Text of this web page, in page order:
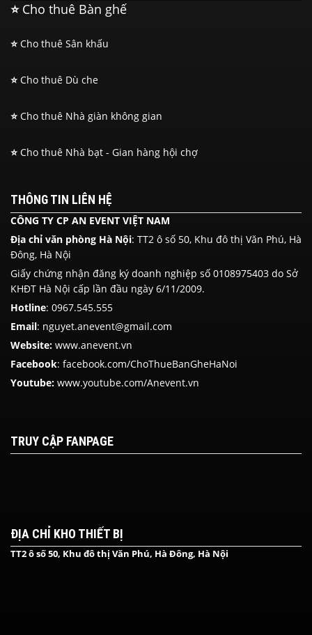
⭐ Cho thuê Bàn ghế
⭐ Cho thuê Sân khấu
⭐ Cho thuê Dù che
⭐ Cho thuê Nhà giàn không gian
⭐ Cho thuê Nhà bạt - Gian hàng hội chợ
THÔNG TIN LIÊN HỆ
CÔNG TY CP AN EVENT VIỆT NAM
Địa chỉ văn phòng Hà Nội: TT2 ô số 50, Khu đô thị Văn Phú, Hà
Đông, Hà Nội
Giấy chứng nhận đăng ký doanh nghiệp số 0108975403 do Sở
KHĐT Hà Nội cấp lần đầu ngày 6/11/2009.
Hotline: 0967.545.555
Email: nguyet.anevent@gmail.com
Website: www.anevent.vn
Facebook: facebook.com/ChoThueBanGheHaNoi
Youtube: www.youtube.com/Anevent.vn
TRUY CẬP FANPAGE
ĐỊA CHỈ KHO THIẾT BỊ
TT2 ô số 50, Khu đô thị Văn Phú, Hà Đông, Hà Nội